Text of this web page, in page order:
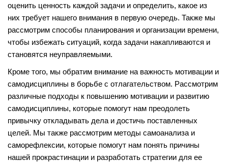
оценить ценность каждой задачи и определить, какое из
них требует нашего внимания в первую очередь. Также мы
рассмотрим способы планирования и организации времени,
чтобы избежать ситуаций, когда задачи накапливаются и
становятся неуправляемыми.
Кроме того, мы обратим внимание на важность мотивации и
самодисциплины в борьбе с отлагательством. Рассмотрим
различные подходы к повышению мотивации и развитию
самодисциплины, которые помогут нам преодолеть
привычку откладывать дела и достичь поставленных
целей. Мы также рассмотрим методы самоанализа и
саморефлексии, которые помогут нам понять причины
нашей прокрастинации и разработать стратегии для ее